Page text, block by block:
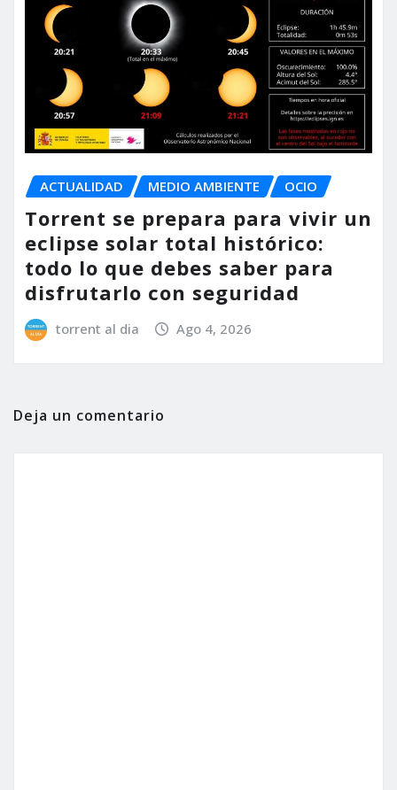
ACTUALIDAD MEDIO AMBIENTE OCIO
Torrent se prepara para vivir un
eclipse solar total histórico:
todo lo que debes saber para
disfrutarlo con seguridad
torrent al dia Ago 4, 2026
Deja un comentario